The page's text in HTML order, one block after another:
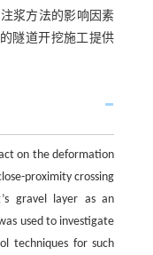
浆方法的影响因素
隧道开挖施工提供
on the deformation
proximity crossing
gravel layer as an
used to investigate
techniques for such